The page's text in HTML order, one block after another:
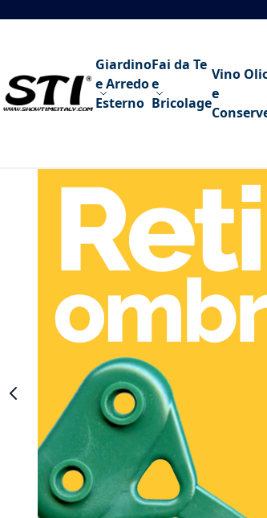
Salta al contenuto
Giardino
e Arredo
Esterno
Fai da Te
e
Bricolage
Vino
e